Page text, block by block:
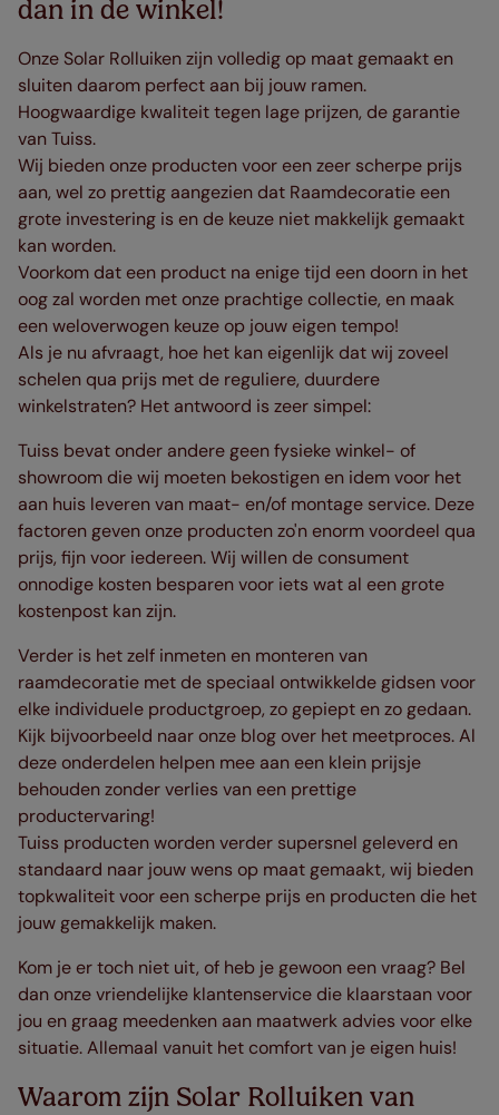
dan in de winkel!
Onze Solar Rolluiken zijn volledig op maat gemaakt en
sluiten daarom perfect aan bij jouw ramen.
Hoogwaardige kwaliteit tegen lage prijzen, de garantie
van Tuiss.
Wij bieden onze producten voor een zeer scherpe prijs
aan, wel zo prettig aangezien dat Raamdecoratie een
grote investering is en de keuze niet makkelijk gemaakt
kan worden.
Voorkom dat een product na enige tijd een doorn in het
oog zal worden met onze prachtige collectie, en maak
een weloverwogen keuze op jouw eigen tempo!
Als je nu afvraagt, hoe het kan eigenlijk dat wij zoveel
schelen qua prijs met de reguliere, duurdere
winkelstraten? Het antwoord is zeer simpel:
Tuiss bevat onder andere geen fysieke winkel- of
showroom die wij moeten bekostigen en idem voor het
aan huis leveren van maat- en/of montage service. Deze
factoren geven onze producten zo'n enorm voordeel qua
prijs, fijn voor iedereen. Wij willen de consument
onnodige kosten besparen voor iets wat al een grote
kostenpost kan zijn.
Verder is het zelf inmeten en monteren van
raamdecoratie met de speciaal ontwikkelde gidsen voor
elke individuele productgroep, zo gepiept en zo gedaan.
Kijk bijvoorbeeld naar onze blog over het meetproces. Al
deze onderdelen helpen mee aan een klein prijsje
behouden zonder verlies van een prettige
productervaring!
Tuiss producten worden verder supersnel geleverd en
standaard naar jouw wens op maat gemaakt, wij bieden
topkwaliteit voor een scherpe prijs en producten die het
jouw gemakkelijk maken.
Kom je er toch niet uit, of heb je gewoon een vraag? Bel
dan onze vriendelijke klantenservice die klaarstaan voor
jou en graag meedenken aan maatwerk advies voor elke
situatie. Allemaal vanuit het comfort van je eigen huis!
Waarom zijn Solar Rolluiken van